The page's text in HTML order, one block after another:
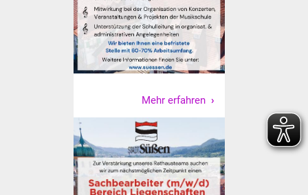
Seniorenwohn- und
Pflegeheim
Familien
Kinder und Jugendliche
Schülerferienprogramm
Migration und Integration
Mehr erfahren